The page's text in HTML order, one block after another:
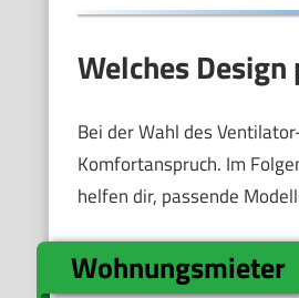
Welches
Bei der Wahl des
Komfortanspruch. Im
helfen dir, passende
Wohnungsmieter